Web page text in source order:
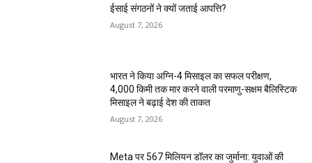
ईसाई संगठनों ने क्यों जताई आपत्ति?
August 7, 2026
भारत ने किया अग्नि-4 मिसाइल का सफल परीक्षण,
4,000 किमी तक मार करने वाली परमाणु-सक्षम बैलिस्टिक
मिसाइल ने बढ़ाई देश की ताकत
August 7, 2026
Meta पर 567 मिलियन डॉलर का जुर्माना: युवाओं की